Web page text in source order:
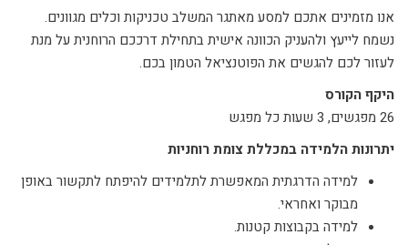
אנו מזמינים אתכם למסע מאתגר המשלב טכניקות וכלים מגוונים.
נשמח לייעץ ולהעניק הכוונה אישית בתחילת דרככם הרוחנית על מנת
לעזור לכם להגשים את הפוטנציאל הטמון בכם.
היקף הקורס
26 מפגשים, 3 שעות כל מפגש
יתרונות הלמידה במכללת צומת רוחניות
למידה הדרגתית המאפשרת לתלמידים להיפתח לתקשור באופן
מבוקר ואחראי.
למידה בקבוצות קטנות.